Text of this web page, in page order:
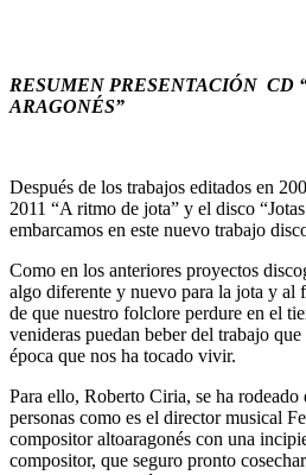
RESUMEN PRESENTACIÓN CD
ARAGONÉS”
Después de los trabajos editados en
2011 “A ritmo de jota” y el disco
embarcamos en este nuevo trabajo
Como en los anteriores proyectos
algo diferente y nuevo para la jota y al
de que nuestro folclore perdure en el
venideras puedan beber del trabajo
época que nos ha tocado vivir.
Para ello, Roberto Ciria, se ha rodeado
personas como es el director musical
compositor altoaragonés con una
compositor, que seguro pronto